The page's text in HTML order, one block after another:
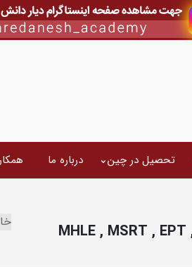
تحصیل در چین درباره ما